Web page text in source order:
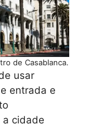
de Casablanca.
usar
entrada e
a cidade